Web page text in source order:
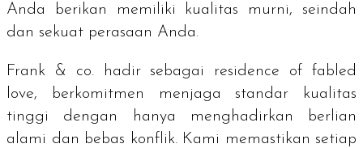
Anda berikan memiliki kualitas murni, seindah
dan sekuat perasaan Anda.
Frank & co. hadir sebagai residence of fabled
love, berkomitmen menjaga standar kualitas
tinggi dengan hanya menghadirkan berlian
alami dan bebas konflik. Kami memastikan setiap